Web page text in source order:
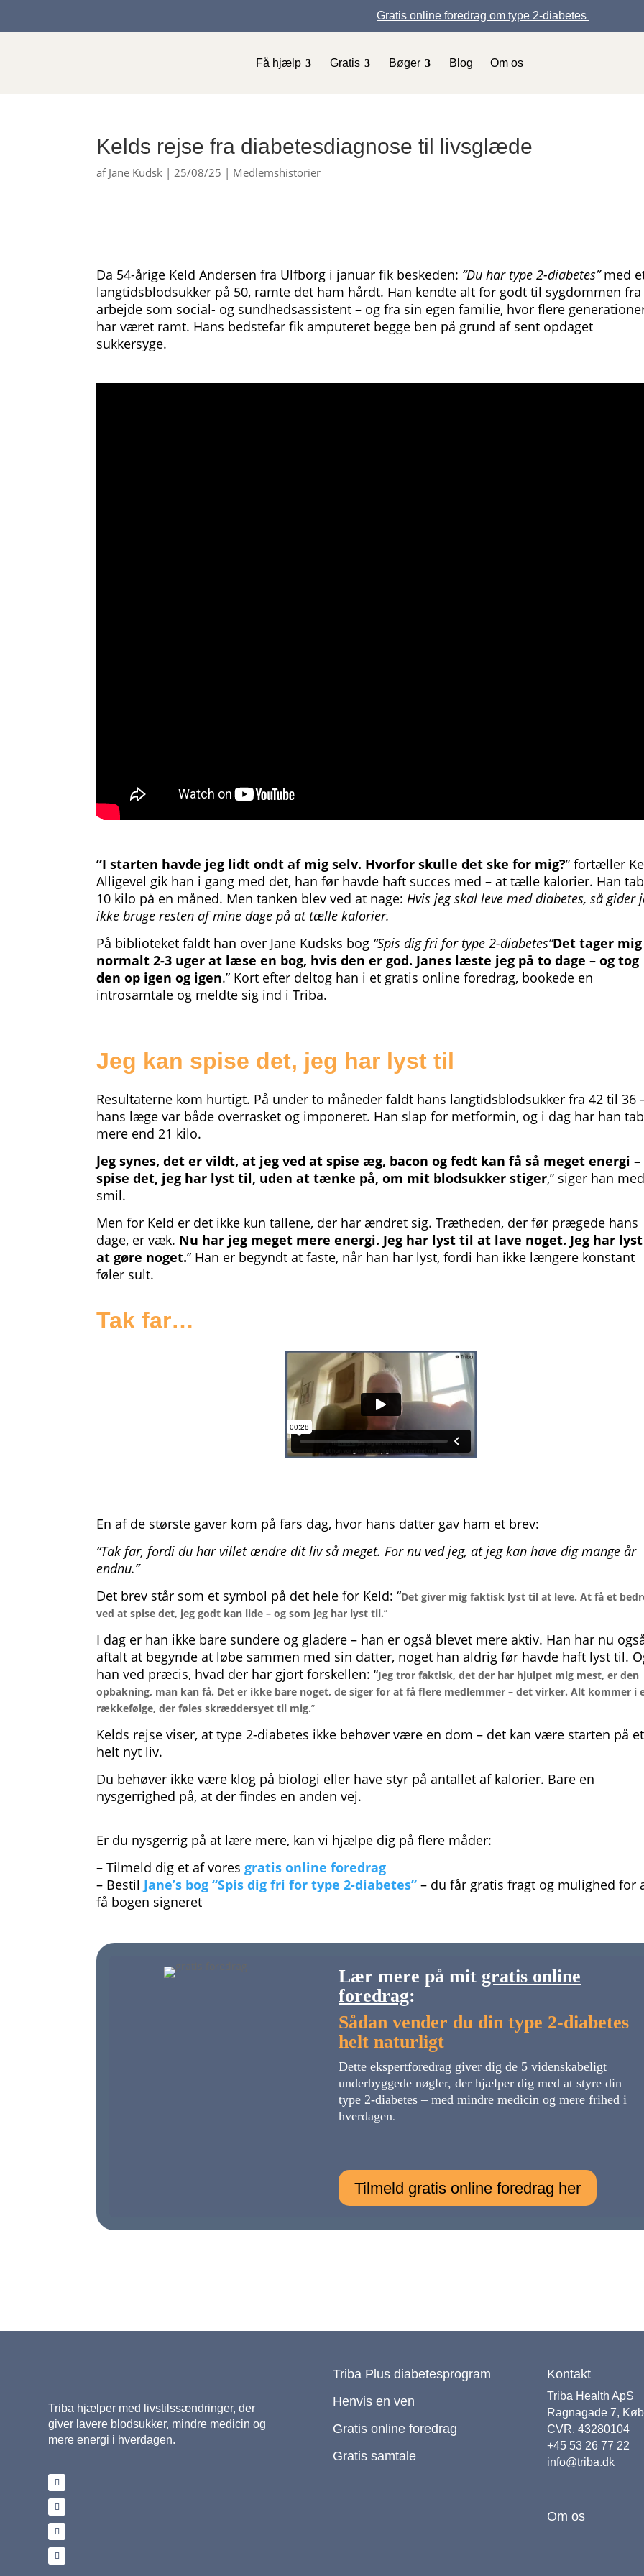
Gratis online foredrag om type 2-diabetes
Få hjælp Gratis Bøger Blog Om os
Kelds rejse fra diabetesdiagnose til livsglæde
af Jane Kudsk | 25/08/25 | Medlemshistorier
Da 54-årige Keld Andersen fra Ulfborg i januar fik beskeden: “Du har type 2-diabetes”med
langtidsblodsukker på 50, ramte det ham hårdt. Han kendte alt for godt til sygdommen
arbejde som social- og sundhedsassistent – og fra sin egen familie, hvor flere
har været ramt. Hans bedstefar fik amputeret begge ben på grund af sent opdaget
sukkersyge.
“I starten havde jeg lidt ondt af mig selv. Hvorfor skulle det ske for mig?” fortæller
Alligevel gik han i gang med det, han før havde haft succes med – at tælle kalorier. Han
10 kilo på en måned. Men tanken blev ved at nage:Hvis jeg skal leve med diabetes, så gider
ikke bruge resten af mine dage på at tælle kalorier.
På biblioteket faldt han over Jane Kudsks bog “Spis dig fri for type 2-diabetes”Det tager mig
normalt 2-3 uger at læse en bog, hvis den er god. Janes læste jeg på to dage – og tog
den op igen og igen.” Kort efter deltog han i et gratis online foredrag, bookede en
introsamtale og meldte sig ind i Triba.
Jeg kan spise det, jeg har lyst til
Resultaterne kom hurtigt. På under to måneder faldt hans langtidsblodsukker fra 42 til 36
hans læge var både overrasket og imponeret. Han slap for metformin, og i dag har han
mere end 21 kilo.
Jeg synes, det er vildt, at jeg ved at spise æg, bacon og fedt kan få så meget energi –
spise det, jeg har lyst til, uden at tænke på, om mit blodsukker stiger,” siger han
smil.
Men for Keld er det ikke kun tallene, der har ændret sig. Trætheden, der før prægede hans
dage, er væk. Nu har jeg meget mere energi. Jeg har lyst til at lave noget. Jeg har
at gøre noget.” Han er begyndt at faste, når han har lyst, fordi han ikke længere konstant
føler sult.
Tak far…
En af de største gaver kom på fars dag, hvor hans datter gav ham et brev:
“Tak far, fordi du har villet ændre dit liv så meget. For nu ved jeg, at jeg kan have dig mange år
endnu.”
Det brev står som et symbol på det hele for Keld: “Det giver mig faktisk lyst til at leve. At få et
ved at spise det, jeg godt kan lide – og som jeg har lyst til.”
I dag er han ikke bare sundere og gladere – han er også blevet mere aktiv. Han har nu
aftalt at begynde at løbe sammen med sin datter, noget han aldrig før havde haft lyst til.
han ved præcis, hvad der har gjort forskellen: “Jeg tror faktisk, det der har hjulpet mig mest, er den
opbakning, man kan få. Det er ikke bare noget, de siger for at få flere medlemmer – det virker. Alt kommer i
rækkefølge, der føles skræddersyet til mig.”
Kelds rejse viser, at type 2-diabetes ikke behøver være en dom – det kan være starten på et
helt nyt liv.
Du behøver ikke være klog på biologi eller have styr på antallet af kalorier. Bare en
nysgerrighed på, at der findes en anden vej.
Er du nysgerrig på at lære mere, kan vi hjælpe dig på flere måder:
– Tilmeld dig et af voresgratis online foredrag
– Bestil Jane’s bog “Spis dig fri for type 2-diabetes” – du får gratis fragt og mulighed for
få bogen signeret
Lær mere på mit gratis online
foredrag:
Sådan vender du din type 2-diabetes
helt naturligt
Dette ekspertforedrag giver dig de 5 videnskabeligt
underbyggede nøgler, der hjælper dig med at styre din
type 2-diabetes – med mindre medicin og mere frihed i
hverdagen.
Tilmeld gratis online foredrag her
Triba hjælper med livstilssændringer, der
giver lavere blodsukker, mindre medicin og
mere energi i hverdagen.
Triba Plus diabetesprogram
Henvis en ven
Gratis online foredrag
Gratis samtale
Kontakt
Triba Health ApS
Ragnagade 7,
CVR. 43280104
+45 53 26 77 22
info@triba.dk
Om os